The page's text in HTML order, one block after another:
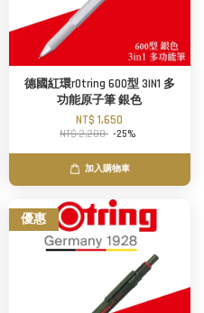
德國紅環rOtring 600型 3IN1 多
功能原子筆 銀色
NT$ 1,650
NT$ 2,200 -25%
加入購物車
優惠